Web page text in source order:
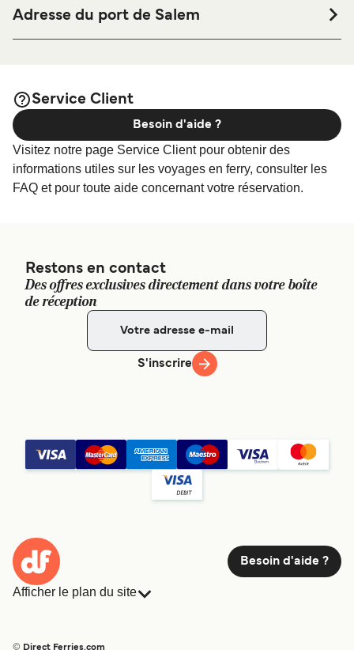
ou à proximité, avant ou après votre voyage ou si vous
êtes à la recherche de logements pour votre séjour, merci
Adresse du port de Salem
Service Client
Visitez notre page Service Client pour obtenir des
informations utiles sur les voyages en ferry, consulter les
FAQ et pour toute aide concernant votre réservation.
Besoin d'aide ?
Restons en contact
Des offres exclusives directement dans votre boîte
de réception
S'inscrire
Besoin d'aide ?
Afficher le plan du site
Pays
© Direct Ferries.com